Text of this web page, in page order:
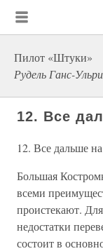
Пилот «Штуки»
Рудель Ганс-
12. Все
12. Все дальше
Большая
всеми
проистекают.
недостатки
состоит в